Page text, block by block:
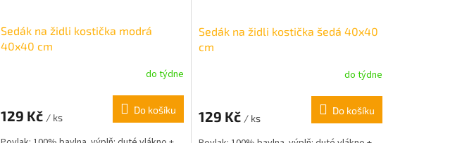
Sedák na židli kostička modrá
40x40 cm
do týdne
129 Kč / ks
Do košíku
Sedák na židli kostička šedá 40x40
cm
do týdne
129 Kč / ks
Do košíku